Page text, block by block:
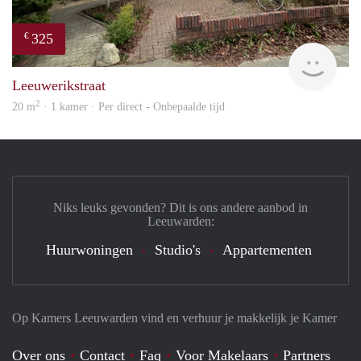
€ 325
Leeuwerikstraat
20 m2 · 1 kamer · Per direct - Onbepaalde tijd
Op Kamers Leeuwarden vind en verhuur je makkelijk je Kamer
Over ons Contact Faq Voor Makelaars Partners
Niks leuks gevonden? Dit is ons andere aanbod in
Leeuwarden:
Huurwoningen Studio's Appartementen